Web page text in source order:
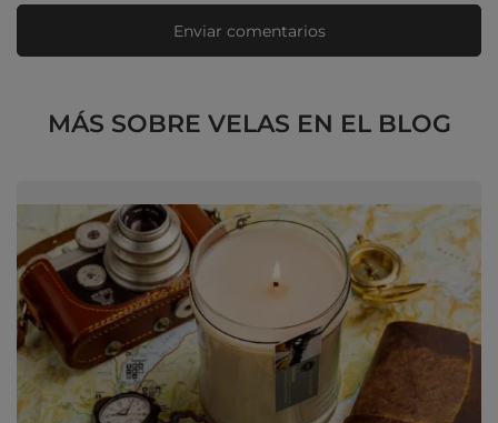
Enviar comentarios
MÁS SOBRE VELAS EN EL BLOG